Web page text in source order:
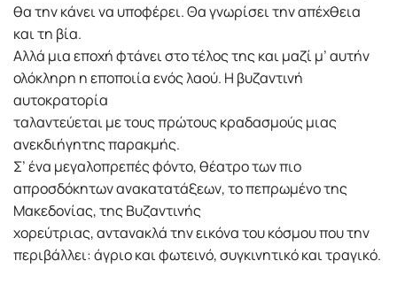
θα την κάνει να υποφέρει. Θα γνωρίσει την απέχθεια
και τη βία.
Αλλά μια εποχή φτάνει στο τέλος της και μαζί μ’ αυτήν
ολόκληρη η εποποιία ενός λαού. Η βυζαντινή
αυτοκρατορία
ταλαντεύεται με τους πρώτους κραδασμούς μιας
ανεκδιήγητης παρακμής.
Σ’ ένα μεγαλοπρεπές φόντο, θέατρο των πιο
απροσδόκητων ανακατατάξεων, το πεπρωμένο της
Μακεδονίας, της Βυζαντινής
χορεύτριας, αντανακλά την εικόνα του κόσμου που την
περιβάλλει: άγριο και φωτεινό, συγκινητικό και τραγικό.